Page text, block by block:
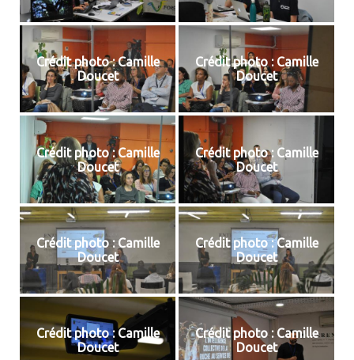
Crédit photo : Camille
Doucet
Crédit photo : Camille
Doucet
Crédit photo : Camille
Doucet
Crédit photo : Camille
Doucet
Crédit photo : Camille
Doucet
Crédit photo : Camille
Doucet
Crédit photo : Camille
Doucet
Crédit photo : Camille
Doucet